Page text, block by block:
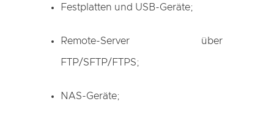
Festplatten und USB-Geräte;
Remote-Server über
FTP/SFTP/FTPS;
NAS-Geräte;